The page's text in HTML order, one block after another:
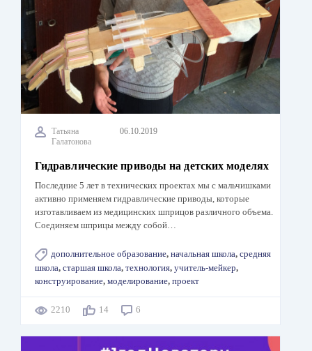
Татьяна
Галатонова
06.10.2019
Гидравлические приводы на детских моделях
Последние 5 лет в технических проектах мы с мальчишками
активно применяем гидравлические приводы, которые
изготавливаем из медицинских шприцов различного объема.
Соединяем шприцы между собой…
дополнительное образование, начальная школа, средняя
школа, старшая школа, технология, учитель-мейкер,
конструирование, моделирование, проект
2210 14 6